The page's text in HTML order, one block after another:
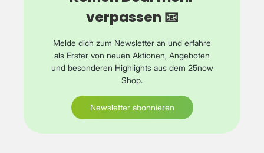
verpassen 📧
Melde dich zum Newsletter an und erfahre
als Erster von neuen Aktionen, Angeboten
und besonderen Highlights aus dem 25now
Shop.
Newsletter abonnieren